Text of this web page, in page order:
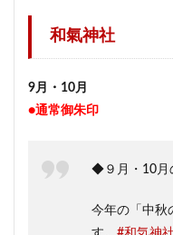
和氣神社
9月・10月
●通常御朱印
◆９月・10月
今年の「中秋